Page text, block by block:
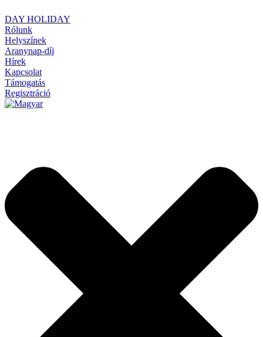
DAY HOLIDAY
Rólunk
Helyszínek
Aranynap-díj
Hírek
Kapcsolat
Támogatás
Regisztráció